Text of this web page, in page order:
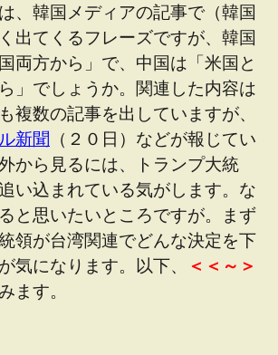
、韓国メディアの記事で（韓国
出てくるフレーズですが、韓国
両方から」で、中国は「米国と
」でしょうか。関連した内容は
複数の記事を出していますが、
新聞 （２０日）などが報じてい
から見るには、トランプ大統
い込まれている気がします。な
と思いたいところですが。まず
領が台湾関連でどんな決定を下
気になります。以下、
＜＜～＞
ます。